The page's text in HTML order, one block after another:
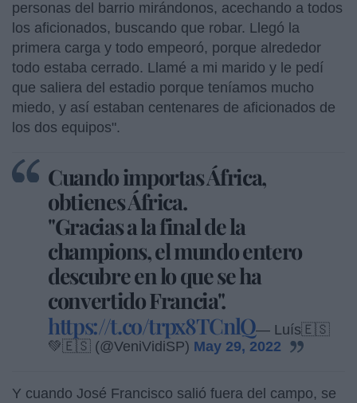
personas del barrio mirándonos, acechando a todos
los aficionados, buscando que robar. Llegó la
primera carga y todo empeoró, porque alrededor
todo estaba cerrado. Llamé a mi marido y le pedí
que saliera del estadio porque teníamos mucho
miedo, y así estaban centenares de aficionados de
los dos equipos".
Cuando importas África,
obtienes África.
"Gracias a la final de la
champions, el mundo entero
descubre en lo que se ha
convertido Francia".
https://t.co/trpx8TCnlQ— Luís🇪🇸
💚🇪🇸 (@VeniVidiSP) May 29, 2022
Y cuando José Francisco salió fuera del campo, se